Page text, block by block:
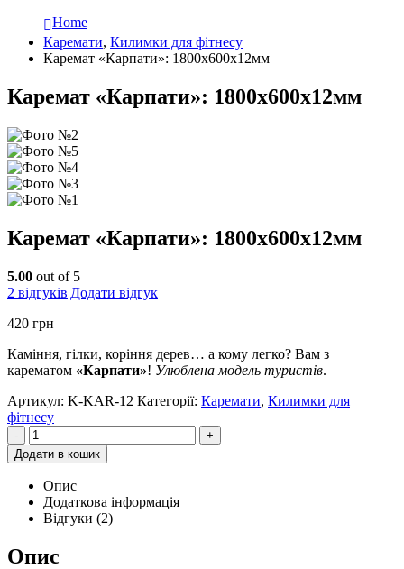
Home
Каремати, Килимки для фітнесу
Каремат «Карпати»: 1800х600х12мм
Каремат «Карпати»: 1800х600х12мм
Каремат «Карпати»: 1800х600х12мм
5.00 out of 5
2 відгуків|Додати відгук
420 грн
Каміння, гілки, коріння дерев… а кому легко? Вам з
карематом «Карпати»! Улюблена модель туристів.
Артикул: K-KAR-12 Категорії: Каремати, Килимки для
фітнесу
-
+
Додати в кошик
Опис
Додаткова інформація
Відгуки (2)
Опис